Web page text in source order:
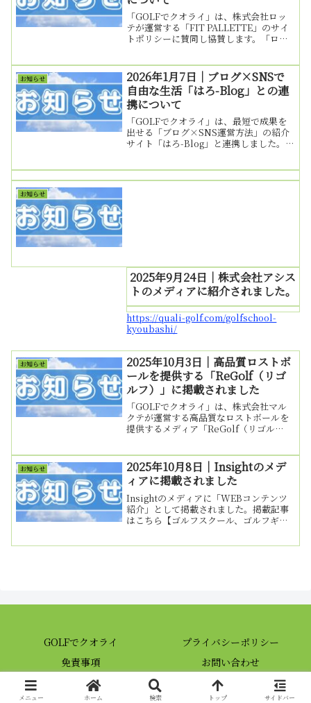
「GOLFでクオライ」は、株式会社ロッ
テが運営する「FIT PALLETTE」のサイ
トポリシーに賛同し協賛します。「ロッ
を発信し「からだ」「こころ」「生活習
慣」...
お知らせ
2026年1月7日｜ブログ×SNSで
自由な生活「はろ-Blog」との連
携について
「GOLFでクオライ」は、最短で成果を
出せる「ブログ×SNS運営方法」の紹介
サイト「はろ-Blog」と連携しました。未
生かして、初心者のために実践的なノウ
お知らせ
2025年9月24日｜株式会社アシス
トのメディアに紹介されました。
https://quali-golf.com/golfschool-
kyoubashi/
お知らせ
2025年10月3日｜高品質ロストボ
ールを提供する「ReGolf（リゴ
ルフ）」に掲載されました
「GOLFでクオライ」は、株式会社マル
クテが運営する高品質なロストボールを
提供するメディア「ReGolf（リゴル
べき！その理由からおすすめのスクール
までをご紹介」【高品...
お知らせ
2025年10月8日｜Insightのメデ
ィアに掲載されました
Insightのメディアに「WEBコンテンツ
紹介」として掲載されました。掲載記事
はこちら【ゴルフスクール、ゴルフギア
GOLFでクオライ
プライバシーポリシー
免責事項
お問い合わせ
Copyright © 2024 GOLFでクオライ All Rights Reserved.
メニュー ホーム 検索 トップ サイドバー